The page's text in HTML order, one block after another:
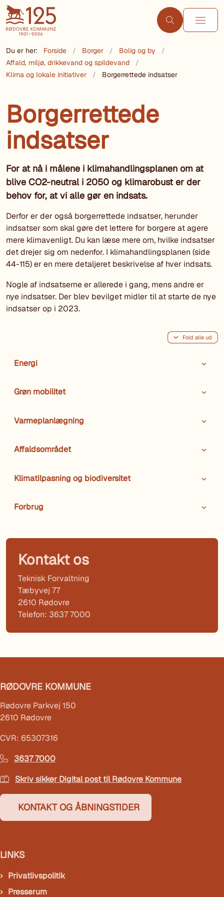
Du er her: Forside Borger
Bolig og by
Affald, miljø, drikkevand og spildevand
Klima og lokale initiativer
Borgerrettede indsatser
Borgerrettede
indsatser
For at nå i målene i klimahandlingsplanen om at
blive CO2-neutral i 2050 og klimarobust er der
behov for, at vi alle gør en indsats.
Derfor er der også borgerrettede indsatser, herunder
indsatser som skal gøre det lettere for borgere at agere
mere klimavenligt. Du kan læse mere om, hvilke indsatser
det drejer sig om nedenfor. I klimahandlingsplanen (side
44-115) er en mere detaljeret beskrivelse af hver indsats.
Nogle af indsatserne er allerede i gang, mens andre er
nye indsatser. Der blev bevilget midler til at starte de nye
indsatser op i 2023.
Fold alle ud
Energi
Grøn mobilitet
Varmeplanlægning
Affaldsområdet
Klimatilpasning og biodiversitet
Forbrug
Kontakt os
Teknisk Forvaltning
Tæbyvej 77
2610 Rødovre
Telefon: 3637 7000
RØDOVRE KOMMUNE
Rødovre Parkvej 150
2610 Rødovre
CVR: 65307316
3637 7000
Skriv sikker Digital post til Rødovre Kommune
KONTAKT OG ÅBNINGSTIDER
LINKS
Privatlivspolitik
Presserum